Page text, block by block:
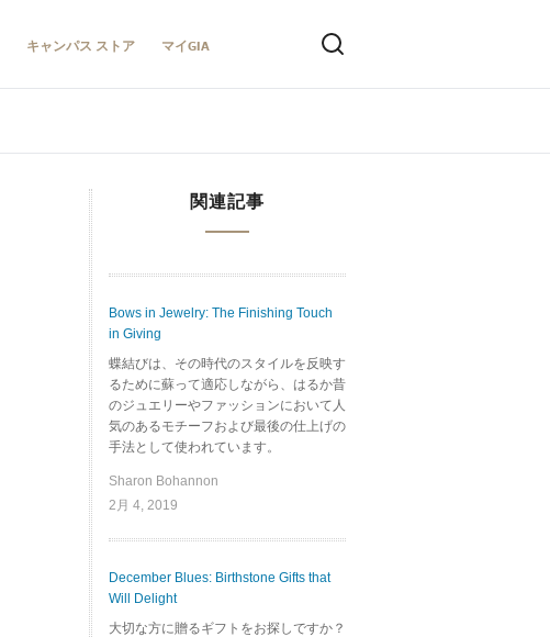
キャンパス ストア マイGIA
関連記事
Bows in Jewelry: The Finishing Touch
in Giving
蝶結びは、その時代のスタイルを反映す
るために蘇って適応しながら、はるか昔
のジュエリーやファッションにおいて人
気のあるモチーフおよび最後の仕上げの
手法として使われています。
Sharon Bohannon
2月 4, 2019
December Blues: Birthstone Gifts that
Will Delight
大切な方に贈るギフトをお探しですか？